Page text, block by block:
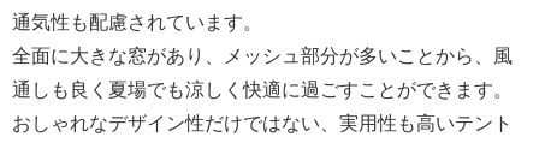
通気性も配慮されています。
全面に大きな窓があり、メッシュ部分が多いことから、風
通しも良く夏場でも涼しく快適に過ごすことができます。
おしゃれなデザイン性だけではない、実用性も高いテント